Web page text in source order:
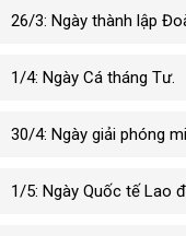
26/3: Ngày thành lập
1/4: Ngày Cá tháng Tư.
30/4: Ngày giải phóng
1/5: Ngày Quốc tế Lao